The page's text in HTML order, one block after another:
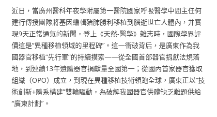
近日，當廣州醫科年夜學附屬第一醫院國家呼吸醫學中間主任何
建行傳授團隊將基因編輯豬肺勝利移植到腦逝世亡人體內，并實
現9天正常通氣的新聞，登上《天然-醫學》雜志時，國際學界評
價這是“異種移植領域的里程碑”。這一衝破背后，是廣東作為我
國器官移植“先行軍”的持續摸索——從全國首部器官捐獻法規落
地，到連續13年遺體器官捐獻量全國第一；從國內首家器官獲取
組織（OPO）成立，到現在異種移植技術領跑全球，廣東正以“技
術創新+體系構建”雙輪驅動，為破解我國器官供體缺乏難題供給
“廣東計劃”。